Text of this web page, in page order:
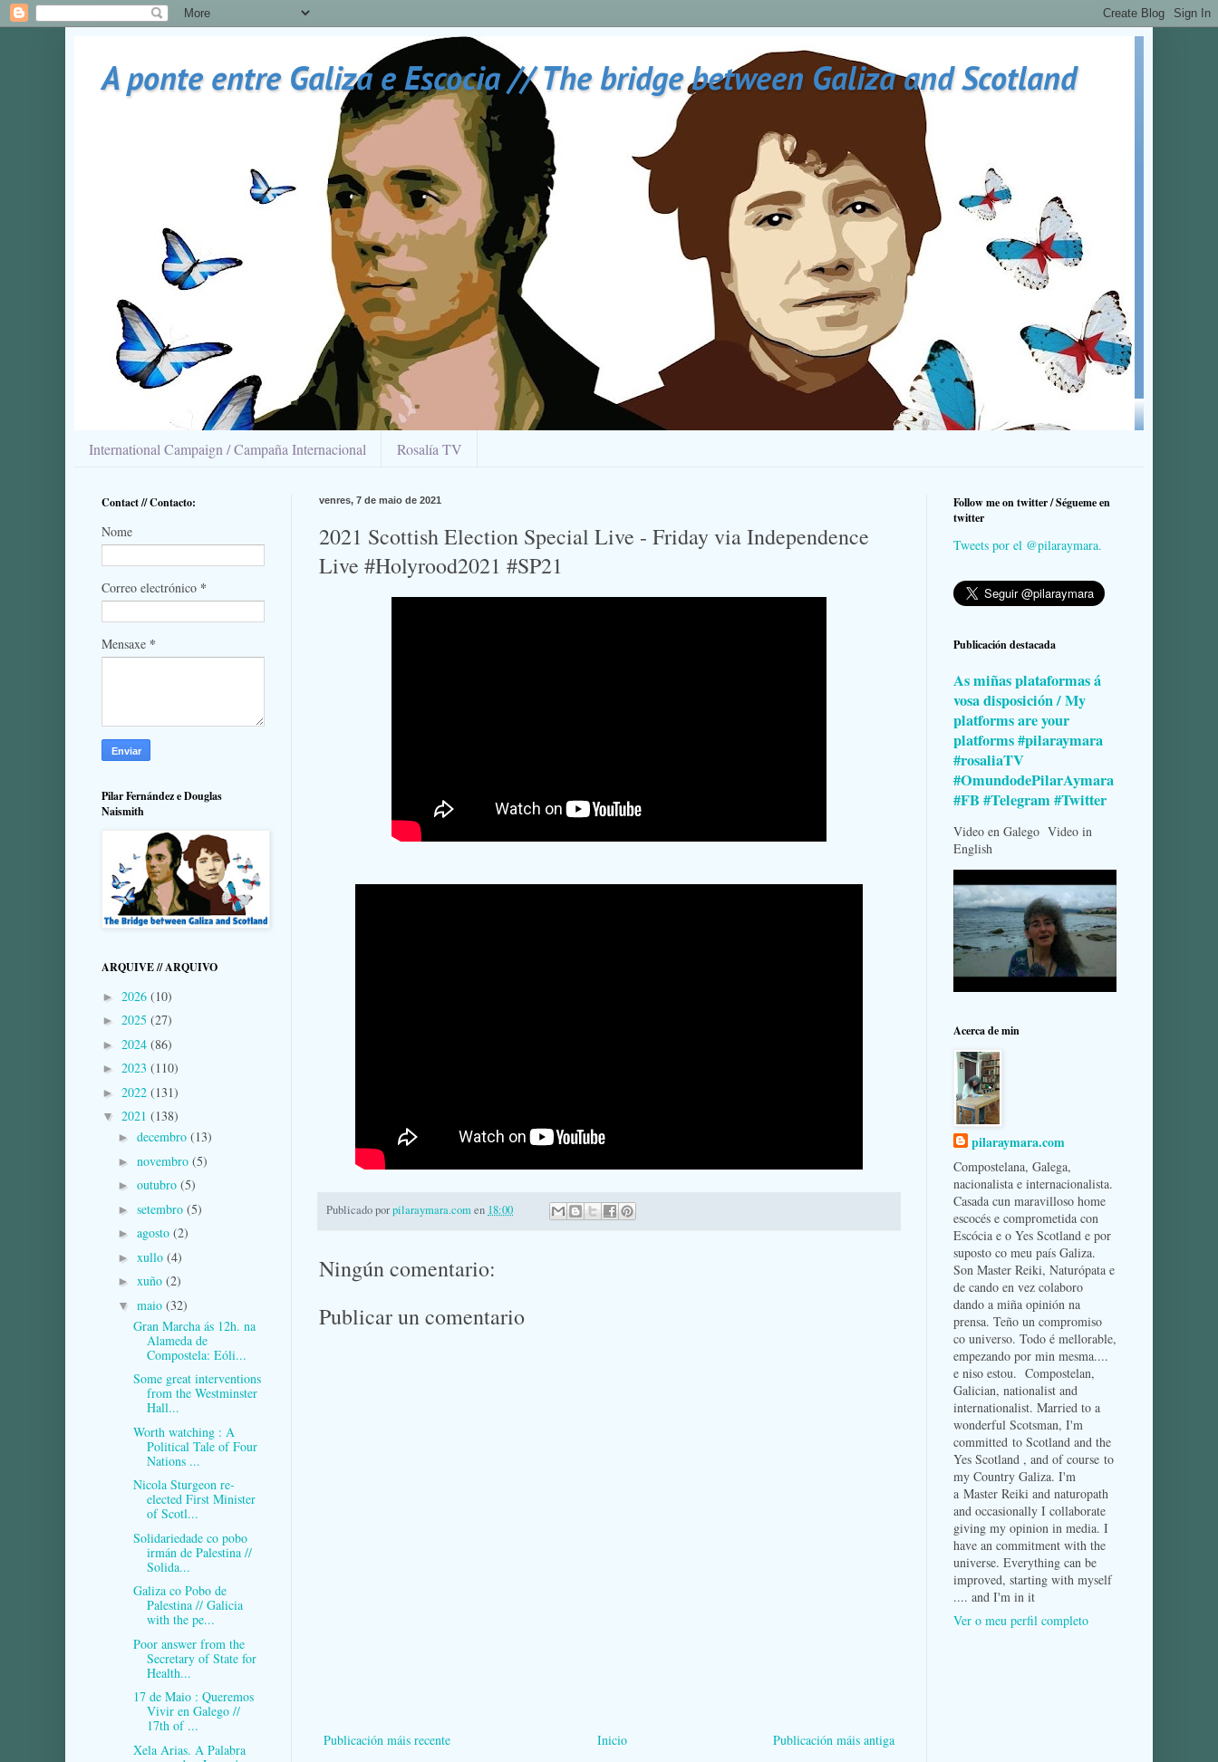
A ponte entre Galiza e Escocia // The bridge between Galiza and Scotland
International Campaign / Campaña Internacional Rosalía TV
venres, 7 de maio de 2021
2021 Scottish Election Special Live - Friday via Independence
Live #Holyrood2021 #SP21
Publicado porpilaraymara.comen 18:00
Ningún comentario:
Publicar un comentario
Publicación máis recente Publicación máis antiga
Inicio
Contact // Contacto:
Nome
Correo electrónico *
Mensaxe *
Pilar Fernández e Douglas
Naismith
ARQUIVE // ARQUIVO
► 2026 (10)
► 2025 (27)
► 2024 (86)
► 2023 (110)
► 2022 (131)
▼ 2021 (138)
► decembro (13)
► novembro (5)
► outubro (5)
► setembro (5)
► agosto (2)
► xullo (4)
► xuño (2)
▼ maio (32)
Gran Marcha ás 12h. na
Alameda de
Compostela: Eóli...
Some great interventions
from the Westminster
Hall...
Worth watching : A
Political Tale of Four
Nations ...
Nicola Sturgeon re-
elected First Minister
of Scotl...
Solidariedade co pobo
irmán de Palestina //
Solida...
Galiza co Pobo de
Palestina // Galicia
with the pe...
Poor answer from the
Secretary of State for
Health...
17 de Maio : Queremos
Vivir en Galego //
17th of ...
Xela Arias. A Palabra
Follow me on twitter / Ségueme en
twitter
Tweets por el @pilaraymara.
Publicación destacada
As miñas plataformas á
vosa disposición / My
platforms are your
platforms #pilaraymara
#rosaliaTV
#OmundodePilarAymara
#FB #Telegram #Twitter
Video en Galego Video in
English
Acerca de min
pilaraymara.com
Compostelana, Galega,
nacionalista e internacionalista.
Casada cun maravilloso home
escocés e comprometida con
Escócia e o Yes Scotland e por
suposto co meu país Galiza.
Son Master Reiki, Naturópata e
de cando en vez colaboro
dando a miña opinión na
prensa. Teño un compromiso
co universo. Todo é mellorable,
empezando por min mesma....
e niso estou. Compostelan,
Galician, nationalist and
internationalist. Married to a
wonderful Scotsman, I'm
committed to Scotland and the
Yes Scotland , and of course to
my Country Galiza. I'm
a Master Reiki and naturopath
and occasionally I collaborate
giving my opinion in media. I
have an commitment with the
universe. Everything can be
improved, starting with myself
.... and I'm in it
Ver o meu perfil completo